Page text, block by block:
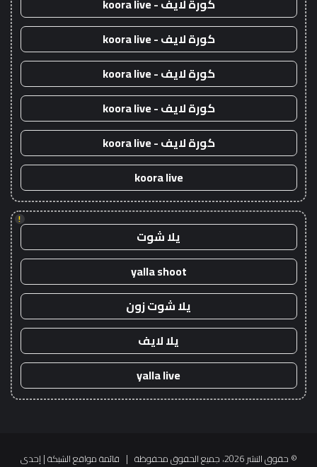
كورة لايف - koora live
كورة لايف - koora live
كورة لايف - koora live
كورة لايف - koora live
كورة لايف - koora live
koora live
!
يلا شوت
yalla shoot
يلا شوت زون
يلا لايف
yalla live
© حقوق النشر 2026، جميع الحقوق محفوظة | قائمة مواقع الشبكة| إحدى